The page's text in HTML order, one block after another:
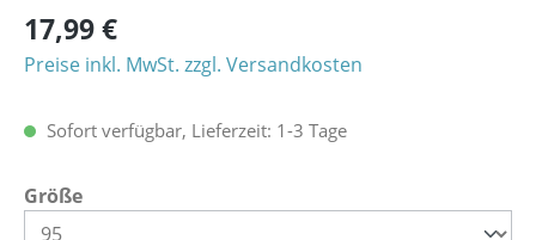
17,99 €
Preise inkl. MwSt. zzgl. Versandkosten
Sofort verfügbar, Lieferzeit: 1-3 Tage
Größeauswählen